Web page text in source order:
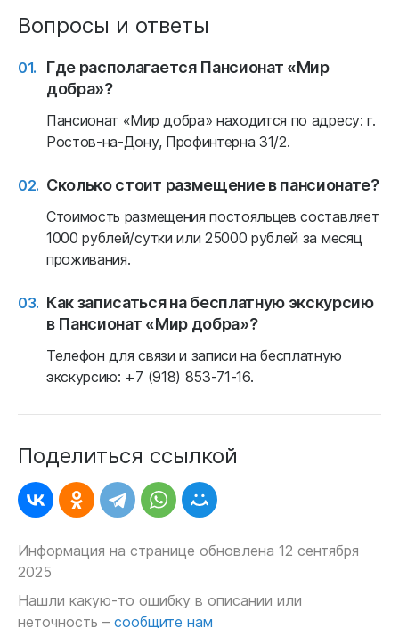
Вопросы и ответы
Где располагается Пансионат «Мир
добра»?
Пансионат «Мир добра» находится по адресу: г.
Ростов-на-Дону, Профинтерна 31/2.
Сколько стоит размещение в пансионате?
Стоимость размещения постояльцев составляет
1000 рублей/сутки или 25000 рублей за месяц
проживания.
Как записаться на бесплатную экскурсию
в Пансионат «Мир добра»?
Телефон для связи и записи на бесплатную
экскурсию: +7 (918) 853-71-16.
Поделиться ссылкой
Информация на странице обновлена 12 сентября
2025
Нашли какую-то ошибку в описании или
неточность – сообщите нам